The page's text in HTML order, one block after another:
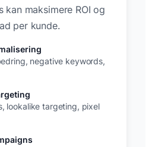
kan maksimere ROI og
per kunde.
negative keywords,
lookalike targeting, pixel